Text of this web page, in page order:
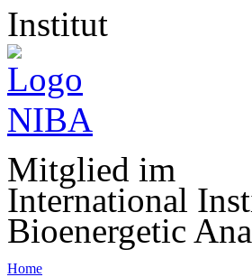
Mitglied im
International
Bioenergetic
Home